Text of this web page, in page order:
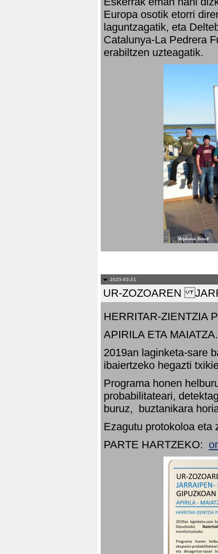
Europa osotik etorri
laguntzagatik, eta
Catalunya-La Pedrera
erabiltzen uzteagatik.
2025-03-21
UR-ZOZOAREN
HERRITAR-ZIENTZIA
APIRILA ETA MAIATZA.
2019an laginketa-sare
ibaiertzeko hegazti
Programa honen
probabilitateari,
buruz, buztanikara
Ezagutu protokoloa eta
PARTE HARTZEKO: